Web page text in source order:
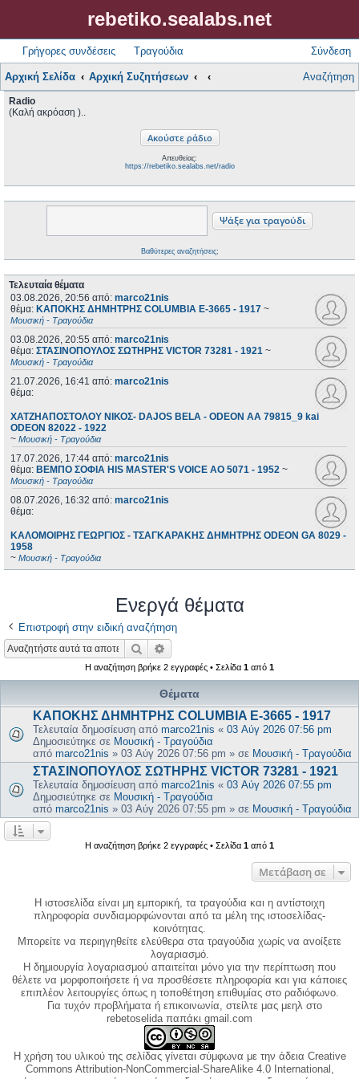
rebetiko.sealabs.net
Γρήγορες συνδέσεις Τραγούδια Σύνδεση
Αρχική Σελίδα Αρχική Συζητήσεων Αναζήτηση
Radio
(Καλή ακρόαση )..
Απευθείας:
https://rebetiko.sealabs.net/radio
Βαθύτερες αναζητήσεις;
Τελευταία θέματα
03.08.2026, 20:56 από: marco21nis
θέμα: ΚΑΠΟΚΗΣ ΔΗΜΗΤΡΗΣ COLUMBIA E-3665 - 1917 ~
Μουσική - Τραγούδια
03.08.2026, 20:55 από: marco21nis
θέμα: ΣΤΑΣΙΝΟΠΟΥΛΟΣ ΣΩΤΗΡΗΣ VICTOR 73281 - 1921 ~
Μουσική - Τραγούδια
21.07.2026, 16:41 από: marco21nis
θέμα:
ΧΑΤΖΗΑΠΟΣΤΟΛΟΥ ΝΙΚΟΣ- DAJOS BELA - ODEON AA 79815_9 kai
ODEON 82022 - 1922
~ Μουσική - Τραγούδια
17.07.2026, 17:44 από: marco21nis
θέμα: ΒΕΜΠΟ ΣΟΦΙΑ HIS MASTER'S VOICE AO 5071 - 1952 ~
Μουσική - Τραγούδια
08.07.2026, 16:32 από: marco21nis
θέμα:
ΚΑΛΟΜΟΙΡΗΣ ΓΕΩΡΓΙΟΣ - ΤΣΑΓΚΑΡΑΚΗΣ ΔΗΜΗΤΡΗΣ ODEON GA 8029 -
1958
~ Μουσική - Τραγούδια
Ενεργά θέματα
Επιστροφή στην ειδική αναζήτηση
Αναζήτηση
Η αναζήτηση βρήκε 2 εγγραφές • Σελίδα 1 από 1
Θέματα
ΚΑΠΟΚΗΣ ΔΗΜΗΤΡΗΣ COLUMBIA E-3665 - 1917
Τελευταία δημοσίευση από marco21nis « 03 Αύγ 2026 07:56 pm
Δημοσιεύτηκε σε Μουσική - Τραγούδια
από marco21nis » 03 Αύγ 2026 07:56 pm » σε Μουσική - Τραγούδια
ΣΤΑΣΙΝΟΠΟΥΛΟΣ ΣΩΤΗΡΗΣ VICTOR 73281 - 1921
Τελευταία δημοσίευση από marco21nis « 03 Αύγ 2026 07:55 pm
Δημοσιεύτηκε σε Μουσική - Τραγούδια
από marco21nis » 03 Αύγ 2026 07:55 pm » σε Μουσική - Τραγούδια
Η αναζήτηση βρήκε 2 εγγραφές • Σελίδα 1 από 1
Μετάβαση σε
Η ιστοσελίδα είναι μη εμπορική, τα τραγούδια και η αντίστοιχη
πληροφορία συνδιαμορφώνονται από τα μέλη της ιστοσελίδας-
κοινότητας.
Μπορείτε να περιηγηθείτε ελεύθερα στα τραγούδια χωρίς να ανοίξετε
λογαριασμό.
Η δημιουργία λογαριασμού απαιτείται μόνο για την περίπτωση που
θέλετε να μορφοποιήσετε ή να προσθέσετε πληροφορία και για κάποιες
επιπλέον λειτουργίες όπως η τοποθέτηση επιθυμίας στο ραδιόφωνο.
Για τυχόν προβλήματα ή επικοινωνία, στείλτε μας μεηλ στο
rebetoselida παπάκι gmail.com
Η χρήση του υλικού της σελίδας γίνεται σύμφωνα με την άδεια Creative
Commons Attribution-NonCommercial-ShareAlike 4.0 International,